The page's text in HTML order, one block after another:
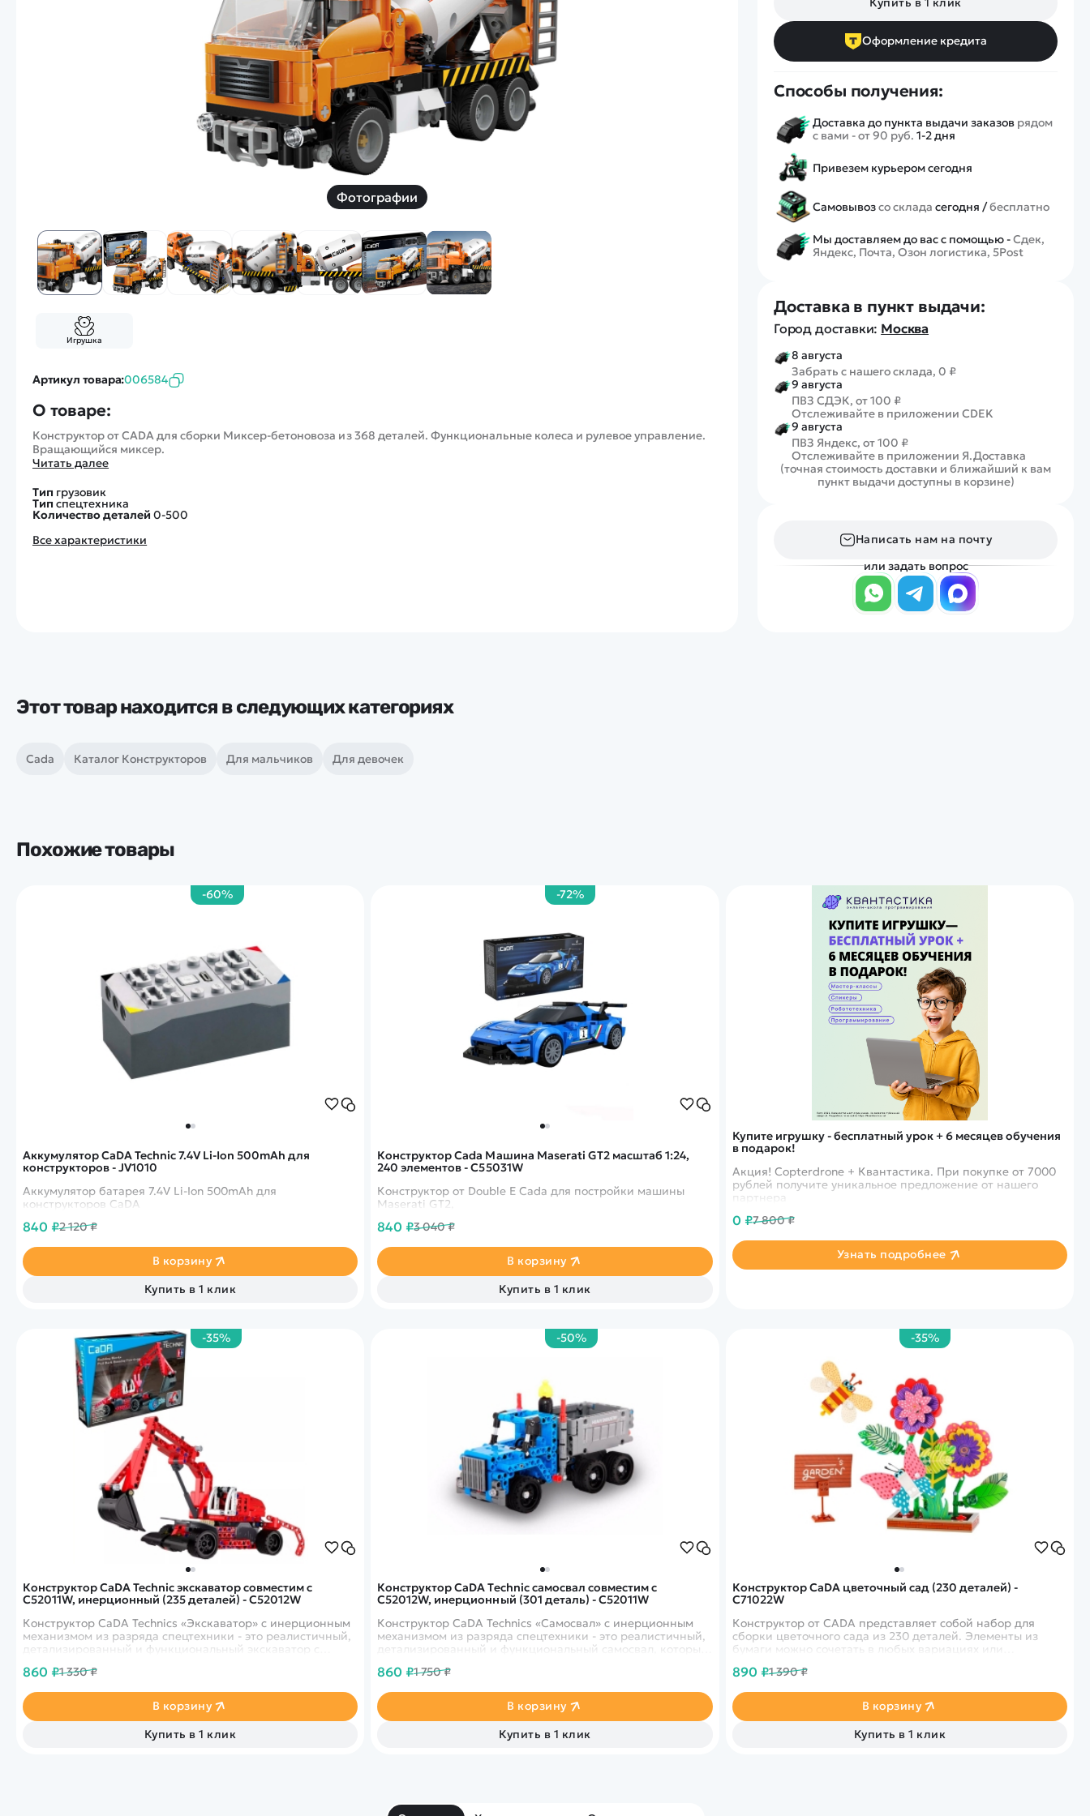
Дроны с 4k камерой
Скоростной катер
Вертолетик для детей ну пульте
Машины 1 к 10
Скидки
Смотреть -30%
Фотографии
Игрушка
Артикул товара:006584
О товаре:
Конструктор от CADA для сборки Миксер-бетоновоза из 368 деталей. Функциональные колеса и рулевое управление.
Вращающийся миксер.
Читать далее
Тип грузовик
Тип спецтехника
Количество деталей 0-500
Все характеристики
Оформление кредита
Способы получения:
Доставка до пункта выдачи заказов рядом
с вами - от 90 руб. 1-2 дня
Привезем курьером сегодня
Самовывозсо склада сегодня /бесплатно
Мы доставляем до вас с помощью -Сдек,
Яндекс, Почта, Озон логистика, 5Post
Доставка в пункт выдачи:
Город доставки: Москва
8 августа
Забрать с нашего склада, 0 ₽
9 августа
ПВЗ СДЭК, от 100 ₽
Отслеживайте в приложении CDEK
9 августа
ПВЗ Яндекс, от 100 ₽
Отслеживайте в приложении Я.Доставка
(точная стоимость доставки и ближайший к вам
пункт выдачи доступны в корзине)
Написать нам на почту
или задать вопрос
Этот товар находится в следующих категориях
Cada Каталог Конструкторов Для мальчиков Для девочек
Похожие товары
Купите игрушку - бесплатный урок + 6 месяцев обучения
в подарок!
Акция! Copterdrone + Квантастика. При покупке от 7000
рублей получите уникальное предложение от нашего
партнера
0 ₽7 800 ₽
Узнать подробнее
-60%
Аккумулятор CaDA Technic 7.4V Li-Ion 500mAh для
конструкторов - JV1010
Аккумулятор батарея 7.4V Li-Ion 500mAh для
конструкторов CaDA
840 ₽2 120 ₽
В корзину
Купить в 1 клик
-72%
Конструктор Cada Машина Maserati GT2 масштаб 1:24,
240 элементов - C55031W
Конструктор от Double E Cada для постройки машины
Maserati GT2,
840 ₽3 040 ₽
В корзину
Купить в 1 клик
-35%
Конструктор CaDA Technic экскаватор совместим с
C52011W, инерционный (235 деталей) - C52012W
Конструктор CaDA Technics «Экскаватор» с инерционным
механизмом из разряда спецтехники - это реалистичный,
детализированный и функциональный экскаватор с
860 ₽1 330 ₽
В корзину
Купить в 1 клик
-50%
Конструктор CaDA Technic самосвал совместим с
C52012W, инерционный (301 деталь) - C52011W
Конструктор CaDA Technics «Самосвал» с инерционным
механизмом из разряда спецтехники - это реалистичный,
детализированный и функциональный самосвал, который
860 ₽1 750 ₽
В корзину
Купить в 1 клик
-35%
Конструктор CaDA цветочный сад (230 деталей) -
C71022W
Конструктор от CADA представляет собой набор для
сборки цветочного сада из 230 деталей. Элементы из
бумаги можно сочетать в любых вариациях или
890 ₽1 390 ₽
В корзину
Купить в 1 клик
Заказать звонок
Наши соцсети:
Спецтехника
Конструкторы